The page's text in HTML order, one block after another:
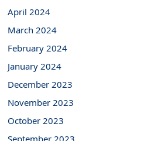
April 2024
March 2024
February 2024
January 2024
December 2023
November 2023
October 2023
September 2023